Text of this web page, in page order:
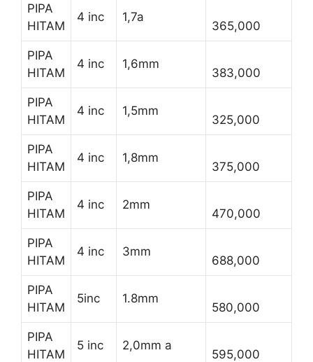
PIPA
HITAM
4 inc 1,7a
365,000
PIPA
HITAM
4 inc 1,6mm
383,000
PIPA
HITAM
4 inc 1,5mm
325,000
PIPA
HITAM
4 inc 1,8mm
375,000
PIPA
HITAM
4 inc 2mm
470,000
PIPA
HITAM
4 inc 3mm
688,000
PIPA
HITAM
5inc 1.8mm
580,000
PIPA
HITAM
5 inc 2,0mm a
595,000